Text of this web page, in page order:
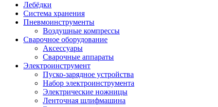
Лебёдки
Система хранения
Пневмоинструменты
Воздушные компрессы
Сварочное оборудование
Аксессуары
Сварочные аппараты
Электроинструмент
Пуско-зарядное устройства
Набор электроинструмента
Электрические ножницы
Ленточная шлифмашина